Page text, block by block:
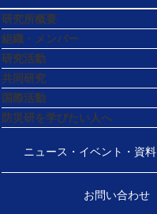
研究所概要
組織・メンバー
研究活動
共同研究
国際活動
防災研を学びたい人へ
ニュース・イベント・資料
お問い合わせ